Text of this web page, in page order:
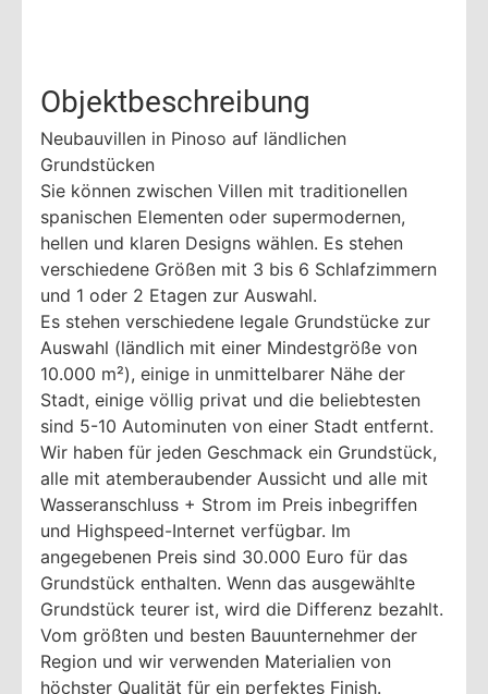
Objektbeschreibung
Neubauvillen in Pinoso auf ländlichen
Grundstücken
Sie können zwischen Villen mit traditionellen
spanischen Elementen oder supermodernen,
hellen und klaren Designs wählen. Es stehen
verschiedene Größen mit 3 bis 6 Schlafzimmern
und 1 oder 2 Etagen zur Auswahl.
Es stehen verschiedene legale Grundstücke zur
Auswahl (ländlich mit einer Mindestgröße von
10.000 m²), einige in unmittelbarer Nähe der
Stadt, einige völlig privat und die beliebtesten
sind 5-10 Autominuten von einer Stadt entfernt.
Wir haben für jeden Geschmack ein Grundstück,
alle mit atemberaubender Aussicht und alle mit
Wasseranschluss + Strom im Preis inbegriffen
und Highspeed-Internet verfügbar. Im
angegebenen Preis sind 30.000 Euro für das
Grundstück enthalten. Wenn das ausgewählte
Grundstück teurer ist, wird die Differenz bezahlt.
Vom größten und besten Bauunternehmer der
Region und wir verwenden Materialien von
höchster Qualität für ein perfektes Finish.